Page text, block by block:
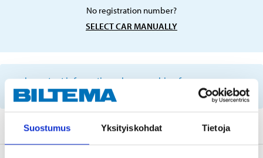
Suostumus Yksityiskohdat Tietoja
No registration number?
SELECT CAR MANUALLY
Important information when searching for spare
parts by reg. number and service recommendations.